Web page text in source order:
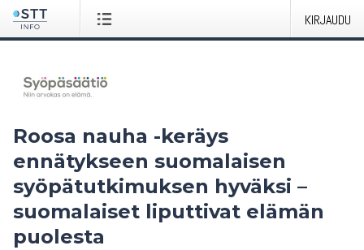
KIRJAUDU
Roosa nauha -keräys
ennätykseen suomalaisen
syöpätutkimuksen hyväksi –
suomalaiset liputtivat elämän
puolesta